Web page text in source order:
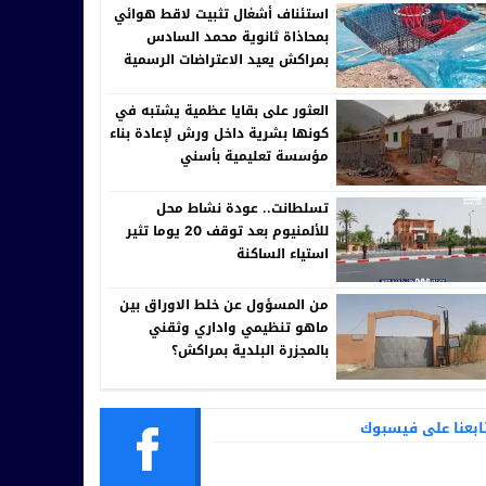
استئناف أشغال تثبيت لاقط هوائي
بمحاذاة ثانوية محمد السادس
بمراكش يعيد الاعتراضات الرسمية
العثور على بقايا عظمية يشتبه في
كونها بشرية داخل ورش لإعادة بناء
مؤسسة تعليمية بأسني
تسلطانت.. عودة نشاط محل
للألمنيوم بعد توقف 20 يوما تثير
استياء الساكنة
من المسؤول عن خلط الاوراق بين
ماهو تنظيمي واداري وثقني
بالمجزرة البلدية بمراكش؟
على فيسبوك